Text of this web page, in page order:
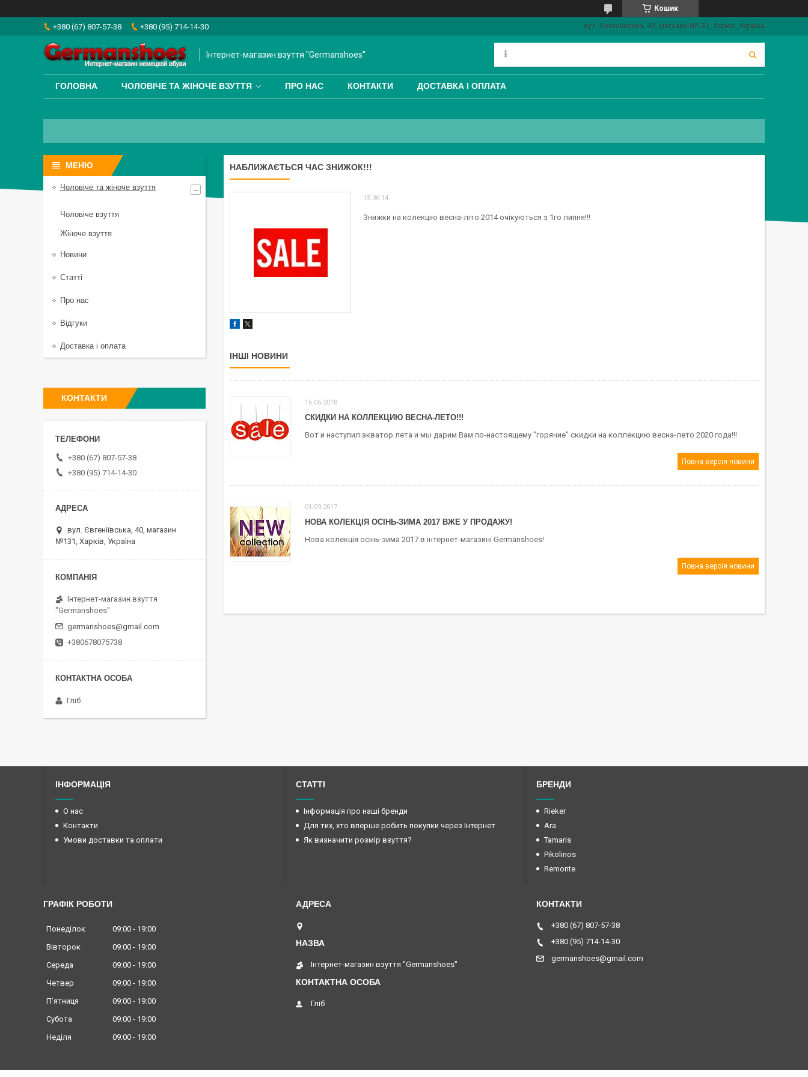
Кошик
+380 (67) 807-57-38 +380 (95) 714-14-30 вул. Євгеніївська, 40, магазин №131, Харків, Україна
Інтернет-магазин взуття "Germanshoes"
ГОЛОВНА ЧОЛОВІЧЕ ТА ЖІНОЧЕ ВЗУТТЯ ПРО НАС КОНТАКТИ ДОСТАВКА І ОПЛАТА
НАБЛИЖАЄТЬСЯ ЧАС ЗНИЖОК!!!
15.06.14
Знижки на колекцію весна-літо 2014 очікуються з 1го липня!!!
ІНШІ НОВИНИ
16.06.2018
СКИДКИ НА КОЛЛЕКЦИЮ ВЕСНА-ЛЕТО!!!
Вот и наступил экватор лета и мы дарим Вам по-настоящему "горячие" скидки на коллекцию весна-лето 2020 года!!!
Повна версія новини
01.09.2017
НОВА КОЛЕКЦІЯ ОСІНЬ-ЗИМА 2017 ВЖЕ У ПРОДАЖУ!
Нова колекція осінь-зима 2017 в інтернет-магазині Germanshoes!
Повна версія новини
Чоловіче та жіноче взуття
Чоловіче взуття
Жіноче взуття
Новини
Статті
Про нас
Відгуки
Доставка і оплата
КОНТАКТИ
+380 (67) 807-57-38
+380 (95) 714-14-30
вул. Євгеніївська, 40, магазин
№131, Харків, Україна
Інтернет-магазин взуття
"Germanshoes"
germanshoes@gmail.com
+380678075738
Гліб
ІНФОРМАЦІЯ
О нас
Контакти
Умови доставки та оплати
СТАТТІ
Інформація про наші бренди
Для тих, хто вперше робить покупки через Інтернет
Як визначити розмір взуття?
БРЕНДИ
Rieker
Ara
Tamaris
Pikolinos
Remonte
ГРАФІК РОБОТИ
Понеділок 09:00
19:00
Вівторок
09:00
19:00
Середа
09:00
19:00
Четвер
09:00
19:00
Пʼятниця
09:00
19:00
Субота
09:00
19:00
Неділя
09:00 19:00
Інтернет-магазин взуття "Germanshoes"
Гліб
+380 (67) 807-57-38
+380 (95) 714-14-30
germanshoes@gmail.com